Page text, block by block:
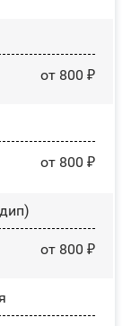
от 800 ₽
от 800 ₽
от 800 ₽